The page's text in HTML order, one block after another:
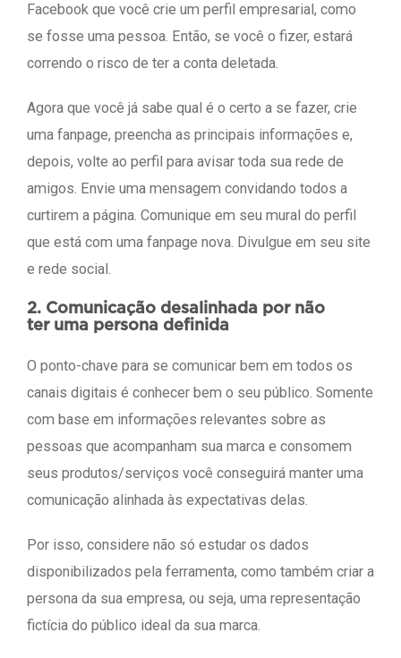
Facebook que você crie um perfil empresarial, como
se fosse uma pessoa. Então, se você o fizer, estará
correndo o risco de ter a conta deletada.
Agora que você já sabe qual é o certo a se fazer, crie
uma fanpage, preencha as principais informações e,
depois, volte ao perfil para avisar toda sua rede de
amigos. Envie uma mensagem convidando todos a
curtirem a página. Comunique em seu mural do perfil
que está com uma fanpage nova. Divulgue em seu site
e rede social.
2. Comunicação desalinhada por não
ter uma persona definida
O ponto-chave para se comunicar bem em todos os
canais digitais é conhecer bem o seu público. Somente
com base em informações relevantes sobre as
pessoas que acompanham sua marca e consomem
seus produtos/serviços você conseguirá manter uma
comunicação alinhada às expectativas delas.
Por isso, considere não só estudar os dados
disponibilizados pela ferramenta, como também criar a
persona da sua empresa, ou seja, uma representação
fictícia do público ideal da sua marca.